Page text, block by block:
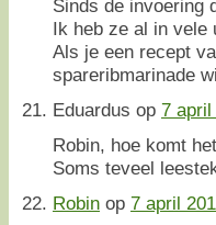
Sinds de invoering
Ik heb ze al in vele
Als je een recept
spareribmarinade
Eduardus op 7 april
Robin, hoe komt
Soms teveel
Robin op 7 april